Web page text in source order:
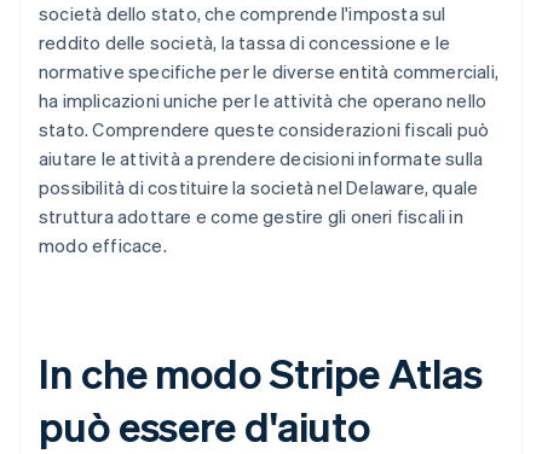
società dello stato, che comprende l'imposta sul
reddito delle società, la tassa di concessione e le
normative specifiche per le diverse entità commerciali,
ha implicazioni uniche per le attività che operano nello
stato. Comprendere queste considerazioni fiscali può
aiutare le attività a prendere decisioni informate sulla
possibilità di costituire la società nel Delaware, quale
struttura adottare e come gestire gli oneri fiscali in
modo efficace.
In che modo Stripe Atlas
può essere d'aiuto